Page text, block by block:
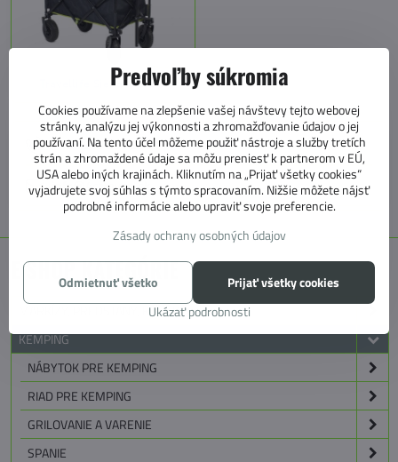
Travellife Siena Antracit
+421 905 531 966
info@4caravan.sk
E SHOP KATEGÓRIE
MARKÍZY, PREDSTANY, KOBERCE
KEMPING
NÁBYTOK PRE KEMPING
RIAD PRE KEMPING
GRILOVANIE A VARENIE
SPANIE
Predvoľby súkromia
Cookies používame na zlepšenie vašej návštevy tejto webovej
stránky, analýzu jej výkonnosti a zhromažďovanie údajov o jej
používaní. Na tento účel môžeme použiť nástroje a služby tretích
strán a zhromaždené údaje sa môžu preniesť k partnerom v EÚ,
USA alebo iných krajinách. Kliknutím na „Prijať všetky cookies“
vyjadrujete svoj súhlas s týmto spracovaním. Nižšie môžete nájsť
podrobné informácie alebo upraviť svoje preferencie.
Zásady ochrany osobných údajov
Ukázať podrobnosti
Prijať všetky cookies
Odmietnuť všetko